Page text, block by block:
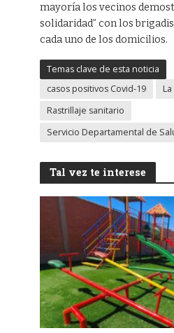
mayoría los vecinos
solidaridad” con los
cada uno de los domicilios.
Temas clave de esta noticia
casos positivos Covid-19
Rastrillaje sanitario
Servicio Departamental de
Tal vez te interese